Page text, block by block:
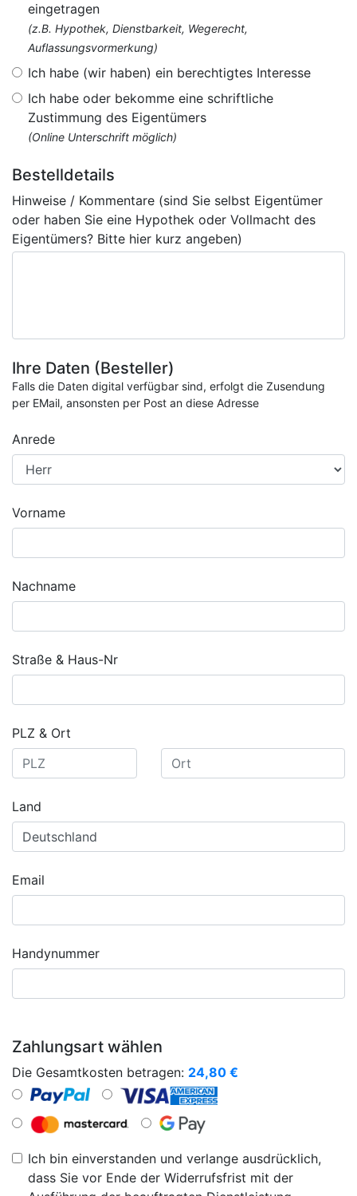
eingetragen
(z.B. Hypothek, Dienstbarkeit, Wegerecht,
Auflassungsvormerkung)
Ich habe (wir haben) ein berechtigtes Interesse
Ich habe oder bekomme eine schriftliche
Zustimmung des Eigentümers
(Online Unterschrift möglich)
Bestelldetails
Hinweise / Kommentare (sind Sie selbst Eigentümer
oder haben Sie eine Hypothek oder Vollmacht des
Eigentümers? Bitte hier kurz angeben)
Ihre Daten (Besteller)
Falls die Daten digital verfügbar sind, erfolgt die Zusendung
per EMail, ansonsten per Post an diese Adresse
Anrede
Vorname
Nachname
Straße & Haus-Nr
PLZ & Ort
Land
Email
Handynummer
Zahlungsart wählen
Die Gesamtkosten betragen: 24,80 €
Ich bin einverstanden und verlange ausdrücklich,
dass Sie vor Ende der Widerrufsfrist mit der